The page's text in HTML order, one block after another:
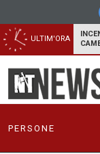
ULTIM'ORA
PERSONE